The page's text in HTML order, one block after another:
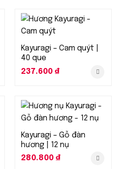
Kayuragi – Cam quýt |
40 que
237.600 ₫
Kayuragi – Gỗ đàn
hương | 12 nụ
280.800 ₫